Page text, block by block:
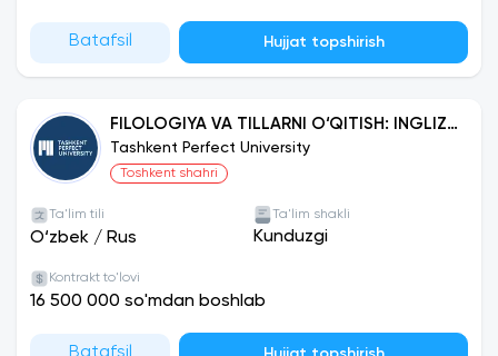
Batafsil Hujjat topshirish
FILOLOGIYA VA TILLARNI O‘QITISH: INGLIZ
TILI
Tashkent Perfect University
Toshkent shahri
Ta'lim tili
O‘zbek / Rus
Ta'lim shakli
Kunduzgi
Kontrakt to'lovi
16 500 000 so'mdan boshlab
Batafsil